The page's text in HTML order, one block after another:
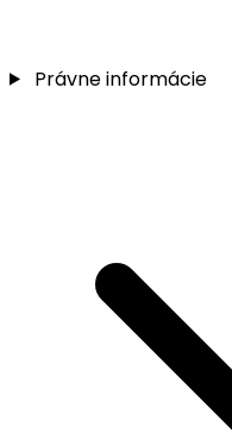
Právne informácie